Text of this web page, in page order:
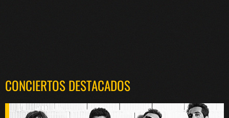
CONCIERTOS DESTACADOS